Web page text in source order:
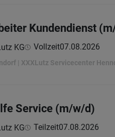
Kundendienst
KG Vollzeit07.08.2026
| XXXLutz Servicecenter
Service (m/w/d)
KG Teilzeit07.08.2026